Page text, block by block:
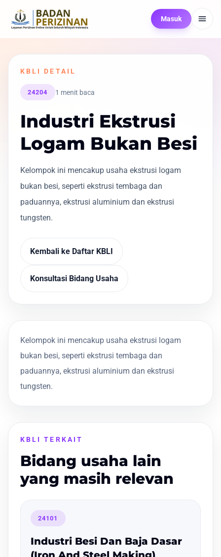
Masuk
KBLI DETAIL
24204 1 menit baca
Industri Ekstrusi
Logam Bukan Besi
Kelompok ini mencakup usaha ekstrusi logam
bukan besi, seperti ekstrusi tembaga dan
paduannya, ekstrusi aluminium dan ekstrusi
tungsten.
Kembali ke Daftar KBLI
Konsultasi Bidang Usaha
Kelompok ini mencakup usaha ekstrusi logam
bukan besi, seperti ekstrusi tembaga dan
paduannya, ekstrusi aluminium dan ekstrusi
tungsten.
KBLI TERKAIT
Bidang usaha lain
yang masih relevan
24101
Industri Besi Dan Baja Dasar